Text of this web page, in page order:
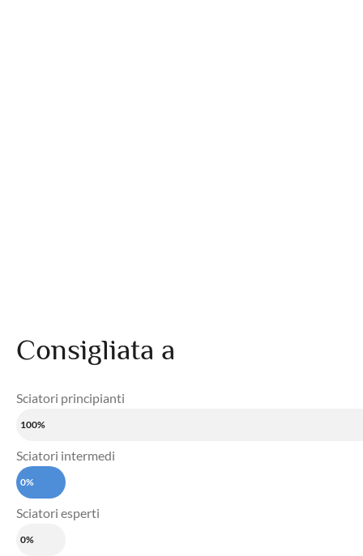
Consigliata a
Sciatori principianti
100%
Sciatori intermedi
0%
Sciatori esperti
0%